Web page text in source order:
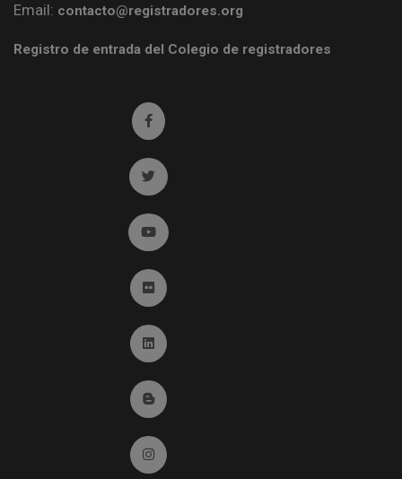
Email: contacto@registradores.org
Registro de entrada del Colegio de registradores
Ir a facebook (abre en ventana nueva)
Ir a twitter (abre en ventana nueva)
Ir a YouTube (abre en ventana nueva)
Ir a Flickr (abre en ventana nueva)
Ir a Linkedin (abre en ventana nueva)
Ir al Blog (abre en ventana nueva)
Ir a Instagram (abre en ventana nueva)